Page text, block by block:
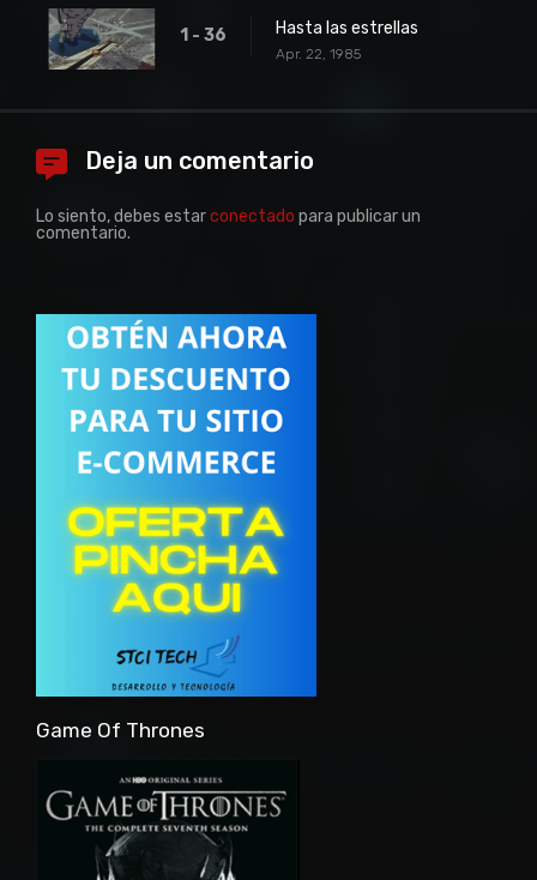
1 - 36 Hasta las estrellas
Apr. 22, 1985
Deja un comentario
Lo siento, debes estarconectado para publicar un
comentario.
Game Of Thrones